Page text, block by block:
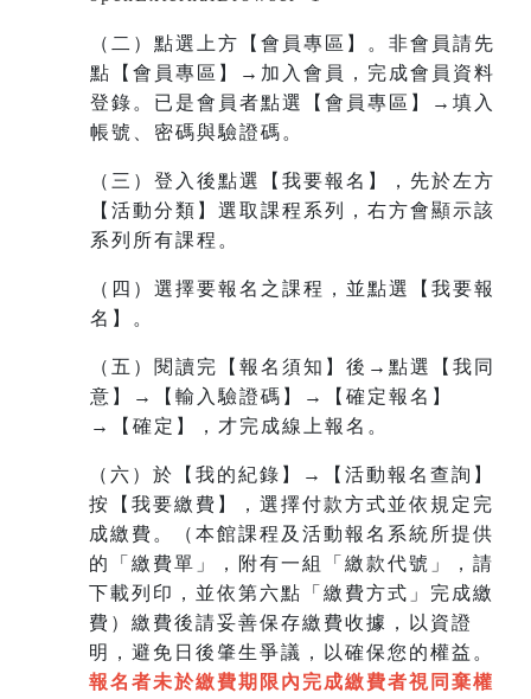
（二）點選上方【會員專區】。非會員請先
點【會員專區】→加入會員，完成會員資料
登錄。已是會員者點選【會員專區】→填入
帳號、密碼與驗證碼。
（三）登入後點選【我要報名】，先於左方
【活動分類】選取課程系列，右方會顯示該
系列所有課程。
（四）選擇要報名之課程，並點選【我要報
名】。
（五）閱讀完【報名須知】後→點選【我同
意】→【輸入驗證碼】→【確定報名】
→【確定】，才完成線上報名。
（六）於【我的紀錄】→【活動報名查詢】
按【我要繳費】，選擇付款方式並依規定完
成繳費。（本館課程及活動報名系統所提供
的「繳費單」，附有一組
「繳款代號」，請
下載列印，並依第六點「繳費方式」完成繳
費）繳費後請妥善保存繳費收據，以資證
明，避免日後肇生爭議，以確保您的權益。
報名者未於繳費期限內完成繳費者視同棄權